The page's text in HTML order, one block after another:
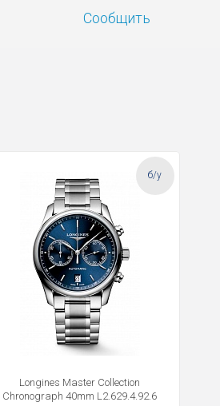
Сообщить
б/у
Longines Master Collection
Chronograph 40mm L2.629.4.92.6